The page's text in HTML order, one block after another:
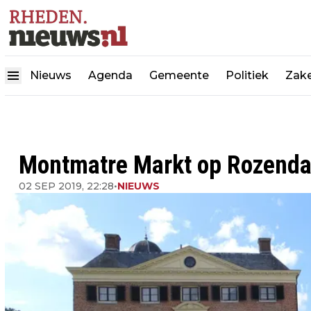
Nieuws Agenda Gemeente Politiek
Montmatre Markt op
02 SEP 2019, 22:28•NIEUWS